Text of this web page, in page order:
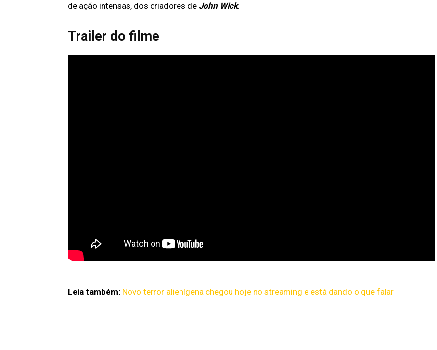
de ação intensas, dos criadores de John Wick.
Trailer do filme
Leia também: Novo terror alienígena chegou hoje no streaming e está dando o que falar